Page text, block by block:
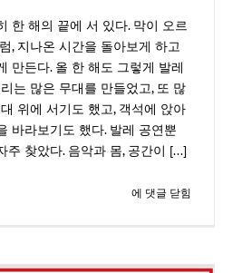
Dance
Festival
한 해의 끝에 서 있다. 막이 오르
, 지나온 시간을 돌아보게 하고
만든다. 올 한 해도 그렇게 발레
는 많은 무대를 만들었고, 또 많
위에 서기도 했고, 객석에 앉아
바라보기도 했다. 발레 공연뿐
주 찾았다. 음악과 몸, 공간이 [...]
1169.
함
에 댓글 닫힘